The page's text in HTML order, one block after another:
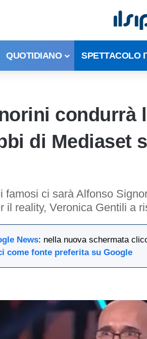
QUOTIDIANO SPETTACOLO
condurrà
di Mediaset
famosi ci sarà Alfonso
il reality, Veronica Gentili a
News: nella nuova schermata
come fonte preferita su Google